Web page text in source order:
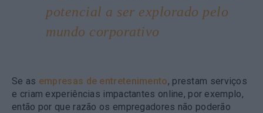
potencial a ser explorado pelo
mundo corporativo
Se as empresas de entretenimento, prestam serviços
e criam experiências impactantes online, por exemplo,
então por que razão os empregadores não poderão